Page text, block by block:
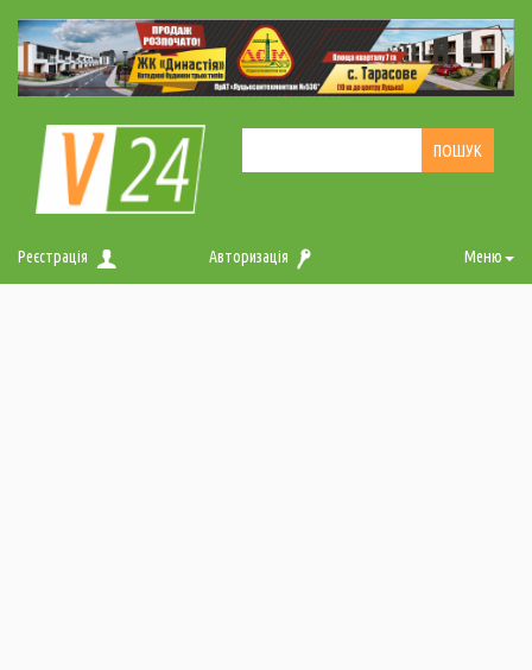
Реєстрація Авторизація Меню